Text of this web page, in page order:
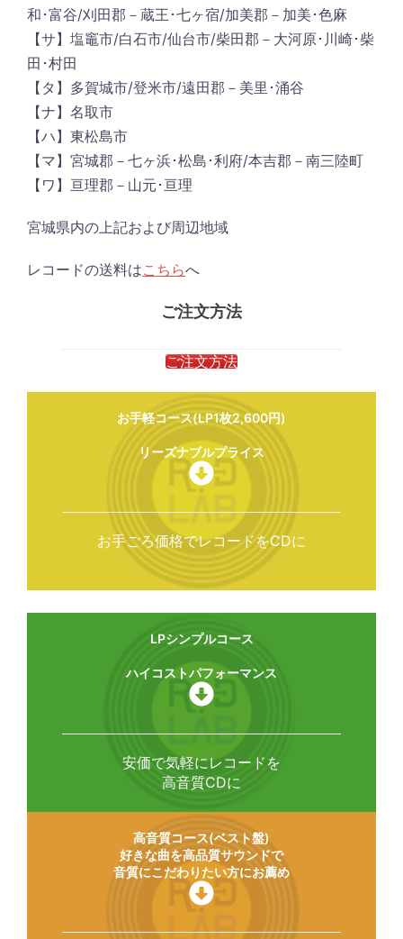
和･富谷/刈田郡－蔵王･七ヶ宿/加美郡－加美･色麻
【サ】塩竈市/白石市/仙台市/柴田郡－大河原･川崎･柴
田･村田
【タ】多賀城市/登米市/遠田郡－美里･涌谷
【ナ】名取市
【ハ】東松島市
【マ】宮城郡－七ヶ浜･松島･利府/本吉郡－南三陸町
【ワ】亘理郡－山元･亘理
宮城県内の上記および周辺地域
レコードの送料はこちらへ
ご注文方法
ご注文方法
お手軽コース(LP1枚2,600円)
リーズナブルプライス
お手ごろ価格でレコードをCDに
LPシンプルコース
ハイコストパフォーマンス
安価で気軽にレコードを
高音質CDに
高音質コース(ベスト盤)
好きな曲を高品質サウンドで
音質にこだわりたい方にお薦め